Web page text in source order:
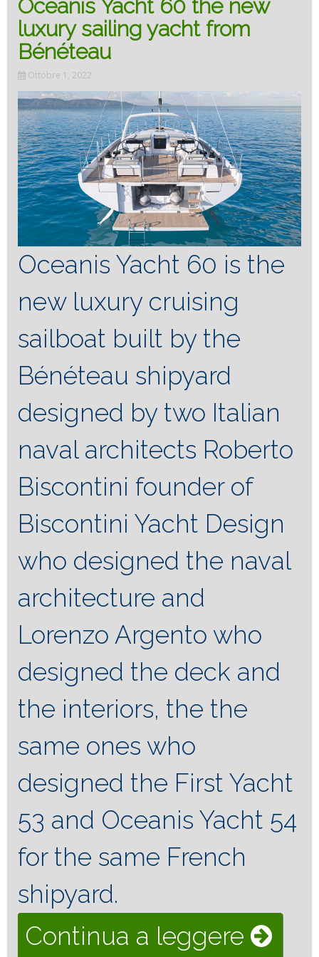
Oceanis Yacht 60 the new
luxury sailing yacht from
Bénéteau
Ottobre 1, 2022
Oceanis Yacht 60 is the
new luxury cruising
sailboat built by the
Bénéteau shipyard
designed by two Italian
naval architects Roberto
Biscontini founder of
Biscontini Yacht Design
who designed the naval
architecture and
Lorenzo Argento who
designed the deck and
the interiors, the the
same ones who
designed the First Yacht
53 and Oceanis Yacht 54
for the same French
shipyard.
Continua a leggere